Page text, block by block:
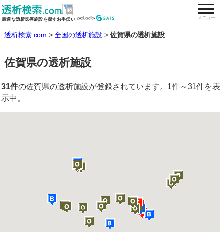
最適な透析医療施設を探すお手伝い メニュー
全国の透析施設を検索する
透析検索.com 全国の透析施設 佐賀県の透析施設
佐賀県の透析施設
31件の佐賀県の透析施設が登録されています。1件～31件を表
示中。